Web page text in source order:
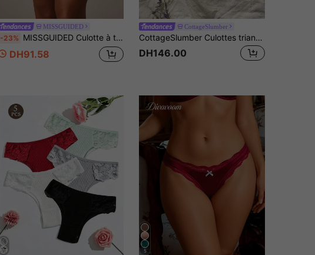
MISSGUIDED
-23% MISSGUIDED Culotte à taille haute avec bordure en dentelle, sous-vêtements intimes, culotte Hipster confortable, taille élastique douce, bordure féminine délicate, essentiel quotidien
DH91.58
CottageSlumber
CottageSlumber Culottes triangle décontractées pour femme avec décoration de nœud, pour tous les jours
DH146.00
5